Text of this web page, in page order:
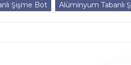
Şişme Bot Alüminyum Tabanlı